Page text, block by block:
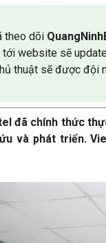
theo dõi
tới website sẽ
thuật sẽ được đội
đã chính thức
và phát triển.